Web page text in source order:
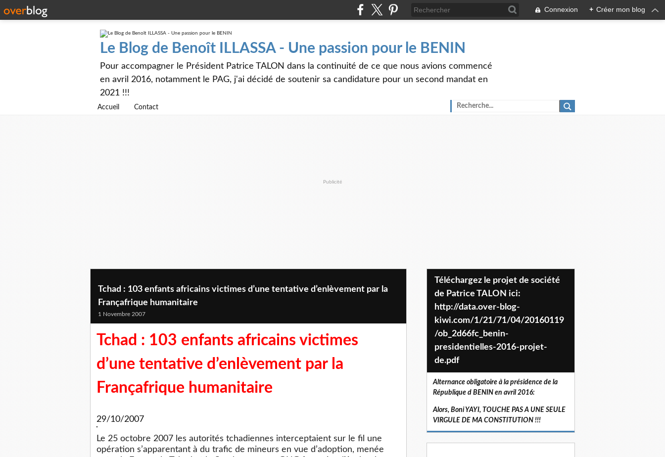
Connexion + Créer mon blog
Le Blog de Benoît ILLASSA - Une passion pour le BENIN
Pour accompagner le Président Patrice TALON dans la continuité de ce que nous avions commencé
en avril 2016, notamment le PAG, j'ai décidé de soutenir sa candidature pour un second mandat en
2021 !!!
Accueil Contact
Publicité
Tchad : 103 enfants africains victimes d’une tentative d’enlèvement par la
Françafrique humanitaire
1 Novembre 2007
Tchad : 103 enfants africains victimes
d’une tentative d’enlèvement par la
Françafrique humanitaire
29/10/2007
Le 25 octobre 2007 les autorités tchadiennes interceptaient sur le fil une
opération s’apparentant à du trafic de mineurs en vue d’adoption, menée
Téléchargez le projet de société
de Patrice TALON ici:
http://data.over-blog-
kiwi.com/1/21/71/04/20160119
/ob_2d66fc_benin-
presidentielles-2016-projet-
de.pdf
Alternance obligatoire à la présidence de la
République d BENIN en avril 2016:
Alors, Boni YAYI, TOUCHE PAS A UNE SEULE
VIRGULE DE MA CONSTITUTION !!!